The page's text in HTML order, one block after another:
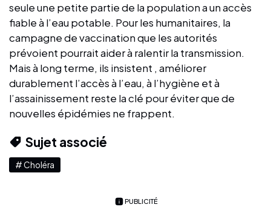
seule une petite partie de la population a un accès
fiable à l’eau potable. Pour les humanitaires, la
campagne de vaccination que les autorités
prévoient pourrait aider à ralentir la transmission.
Mais à long terme, ils insistent , améliorer
durablement l’accès à l’eau, à l’hygiène et à
l’assainissement reste la clé pour éviter que de
nouvelles épidémies ne frappent.
Sujet associé
# Choléra
PUBLICITÉ